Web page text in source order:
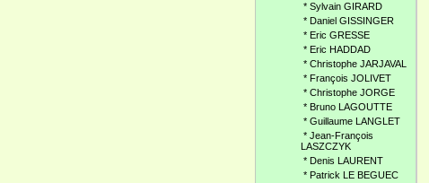
* Sylvain GIRARD
* Daniel GISSINGER
* Eric GRESSE
* Eric HADDAD
* Christophe JARJAVAL
* François JOLIVET
* Christophe JORGE
* Bruno LAGOUTTE
* Guillaume LANGLET
* Jean-François
LASZCZYK
* Denis LAURENT
* Patrick LE BEGUEC